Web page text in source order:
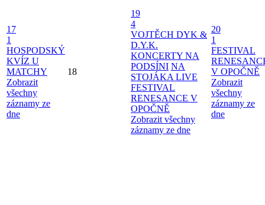
17
1
HOSPODSKÝ
KVÍZ U
MATCHY
Zobrazit
všechny
záznamy ze
dne
18
19
4
VOJTĚCH DYK &
D.Y.K.
KONCERTY NA
PODSÍNI NA
STOJÁKA LIVE
FESTIVAL
RENESANCE V
OPOČNĚ
Zobrazit všechny
záznamy ze dne
20
1
FESTIVAL
V OPOČNĚ
Zobrazit
všechny
záznamy ze
dne